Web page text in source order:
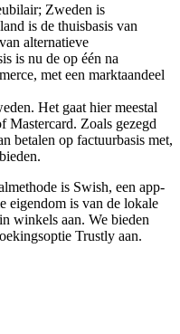
Zweden is
is de thuisbasis van
alternatieve
is nu de op één na
met een marktaandeel
Het gaat hier meestal
Mastercard. Zoals gezegd
betalen op factuurbasis met,
is Swish, een app-
eigendom is van de lokale
winkels aan. We bieden
Trustly aan.